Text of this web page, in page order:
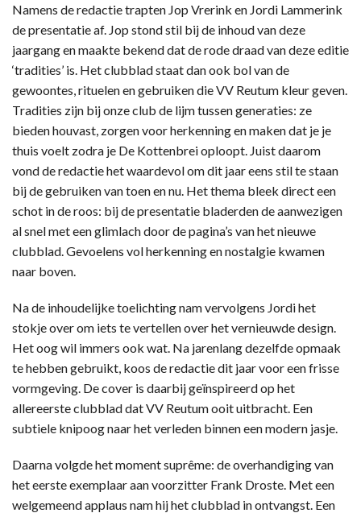
Namens de redactie trapten Jop Vrerink en Jordi Lammerink
de presentatie af. Jop stond stil bij de inhoud van deze
jaargang en maakte bekend dat de rode draad van deze editie
‘tradities’ is. Het clubblad staat dan ook bol van de
gewoontes, rituelen en gebruiken die VV Reutum kleur geven.
Tradities zijn bij onze club de lijm tussen generaties: ze
bieden houvast, zorgen voor herkenning en maken dat je je
thuis voelt zodra je De Kottenbrei oploopt. Juist daarom
vond de redactie het waardevol om dit jaar eens stil te staan
bij de gebruiken van toen en nu. Het thema bleek direct een
schot in de roos: bij de presentatie bladerden de aanwezigen
al snel met een glimlach door de pagina’s van het nieuwe
clubblad. Gevoelens vol herkenning en nostalgie kwamen
naar boven.
Na de inhoudelijke toelichting nam vervolgens Jordi het
stokje over om iets te vertellen over het vernieuwde design.
Het oog wil immers ook wat. Na jarenlang dezelfde opmaak
te hebben gebruikt, koos de redactie dit jaar voor een frisse
vormgeving. De cover is daarbij geïnspireerd op het
allereerste clubblad dat VV Reutum ooit uitbracht. Een
subtiele knipoog naar het verleden binnen een modern jasje.
Daarna volgde het moment suprême: de overhandiging van
het eerste exemplaar aan voorzitter Frank Droste. Met een
welgemeend applaus nam hij het clubblad in ontvangst. Een